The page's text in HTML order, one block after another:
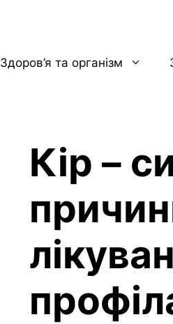
Здоров’я та організм
Кір –